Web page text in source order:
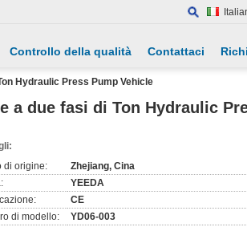
Controllo della qualità Contattaci
Hydraulic Press Pump Vehicle
a due fasi di Ton Hydraulic
di origine:
Zhejiang, Cina
YEEDA
CE
di modello:
YD06-003